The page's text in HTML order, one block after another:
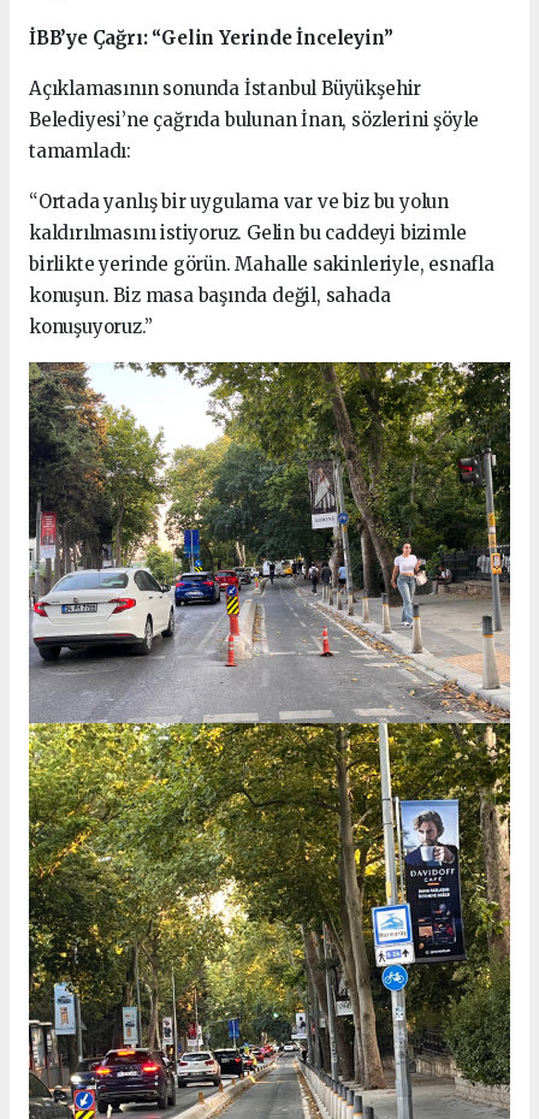
İBB’ye Çağrı: “Gelin Yerinde İnceleyin”
Açıklamasının sonunda İstanbul Büyükşehir
Belediyesi’ne çağrıda bulunan İnan, sözlerini şöyle
tamamladı:
“Ortada yanlış bir uygulama var ve biz bu yolun
kaldırılmasını istiyoruz. Gelin bu caddeyi bizimle
birlikte yerinde görün. Mahalle sakinleriyle, esnafla
konuşun. Biz masa başında değil, sahada
konuşuyoruz.”